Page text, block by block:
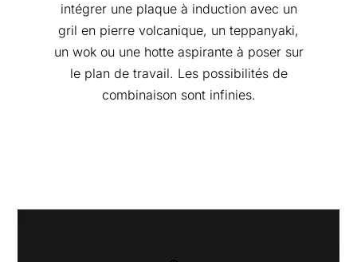
intégrer une plaque à induction avec un
gril en pierre volcanique, un teppanyaki,
un wok ou une hotte aspirante à poser sur
le plan de travail. Les possibilités de
combinaison sont infinies.